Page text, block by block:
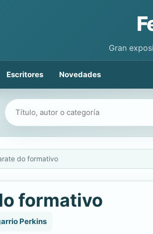
Gran
Escritores Novedades
Buscar libros
do formativo
formativo
Perkins